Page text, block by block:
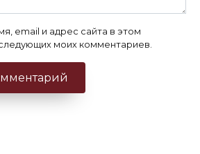
email и адрес сайта в этом
моих комментариев.